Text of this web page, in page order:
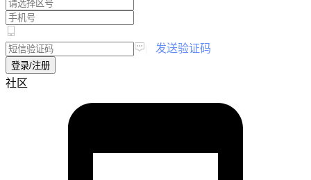
发送验证码
登录/注册
社区